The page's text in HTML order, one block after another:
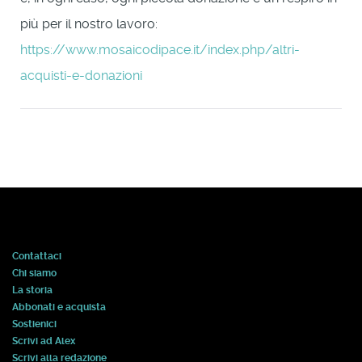
più per il nostro lavoro:
https://www.mosaicodipace.it/index.php/altri-
acquisti-e-donazioni
Contattaci
Chi siamo
La storia
Abbonati e acquista
Sostienici
Scrivi ad Alex
Scrivi alla redazione